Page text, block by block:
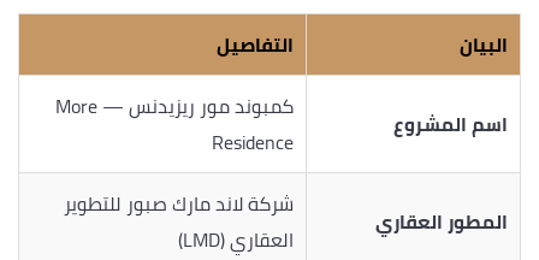
البيان
التفاصيل
اسم المشروع
كمبوند مور ريزيدنس — More
Residence
المطور العقاري
شركة لاند مارك صبور للتطوير
العقاري (LMD)